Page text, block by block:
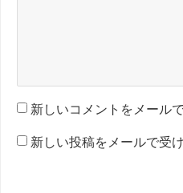
新しいコメントをメール
新しい投稿をメールで受